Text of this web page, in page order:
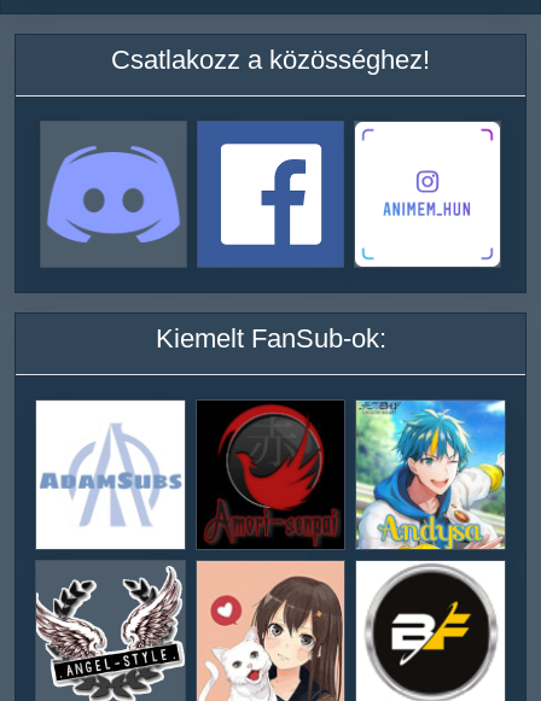
Csatlakozz a közösséghez!
Kiemelt FanSub-ok: